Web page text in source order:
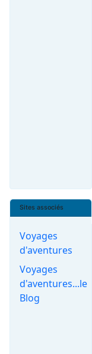
Sites associés
Voyages
d'aventures
Voyages
d'aventures...le
Blog